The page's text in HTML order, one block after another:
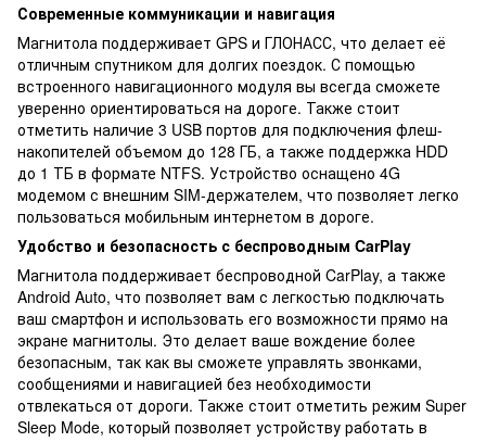
Современные коммуникации и навигация
Магнитола поддерживает GPS и ГЛОНАСС, что делает её
отличным спутником для долгих поездок. С помощью
встроенного навигационного модуля вы всегда сможете
уверенно ориентироваться на дороге. Также стоит
отметить наличие 3 USB портов для подключения флеш-
накопителей объемом до 128 ГБ, а также поддержка HDD
до 1 ТБ в формате NTFS. Устройство оснащено 4G
модемом с внешним SIM-держателем, что позволяет легко
пользоваться мобильным интернетом в дороге.
Удобство и безопасность с беспроводным CarPlay
Магнитола поддерживает беспроводной CarPlay, а также
Android Auto, что позволяет вам с легкостью подключать
ваш смартфон и использовать его возможности прямо на
экране магнитолы. Это делает ваше вождение более
безопасным, так как вы сможете управлять звонками,
сообщениями и навигацией без необходимости
отвлекаться от дороги. Также стоит отметить режим Super
Sleep Mode, который позволяет устройству работать в